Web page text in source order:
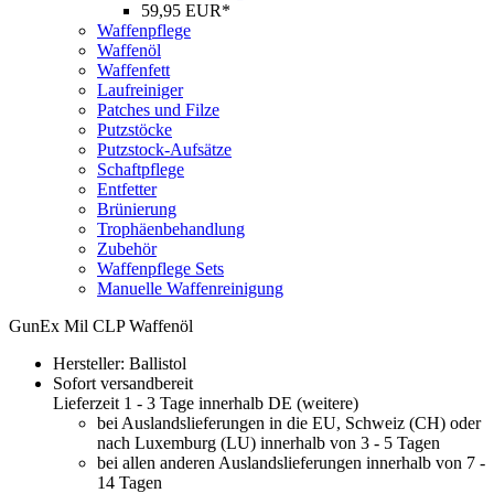
59,95 EUR*
Waffenpflege
Waffenöl
Waffenfett
Laufreiniger
Patches und Filze
Putzstöcke
Putzstock-Aufsätze
Schaftpflege
Entfetter
Brünierung
Trophäenbehandlung
Zubehör
Waffenpflege Sets
Manuelle Waffenreinigung
GunEx Mil CLP Waffenöl
Hersteller: Ballistol
Sofort versandbereit
Lieferzeit 1 - 3 Tage innerhalb DE (weitere)
bei Auslandslieferungen in die EU, Schweiz (CH) oder
nach Luxemburg (LU) innerhalb von 3 - 5 Tagen
bei allen anderen Auslandslieferungen innerhalb von 7 -
14 Tagen